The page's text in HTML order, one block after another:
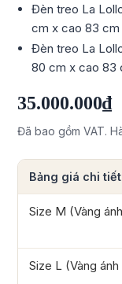
Đèn treo La
cm x cao 83 cm
Đèn treo La
80 cm x cao 83
35.000.000₫
Đã bao gồm VAT.
Bảng giá chi
Size M (Vàng
Size L (Vàng ánh